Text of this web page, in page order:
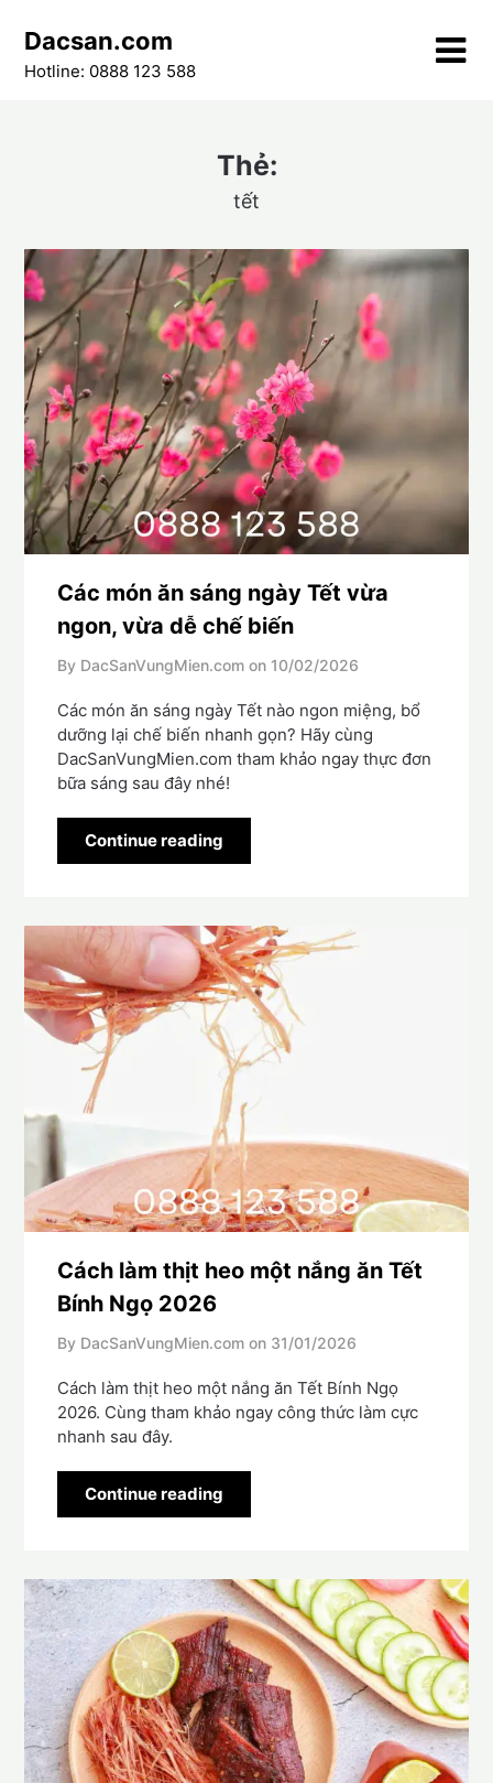
content
Dacsan.com
Hotline: 0888 123 588
Thẻ:
tết
Các món ăn sáng ngày Tết vừa
ngon, vừa dễ chế biến
By DacSanVungMien.com on 10/02/2026
Các món ăn sáng ngày Tết nào ngon miệng, bổ
dưỡng lại chế biến nhanh gọn? Hãy cùng
DacSanVungMien.com tham khảo ngay thực đơn
bữa sáng sau đây nhé!
Continue reading
Cách làm thịt heo một nắng ăn Tết
Bính Ngọ 2026
By DacSanVungMien.com on 31/01/2026
Cách làm thịt heo một nắng ăn Tết Bính Ngọ
2026. Cùng tham khảo ngay công thức làm cực
nhanh sau đây.
Continue reading